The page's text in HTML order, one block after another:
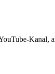
Kanal,